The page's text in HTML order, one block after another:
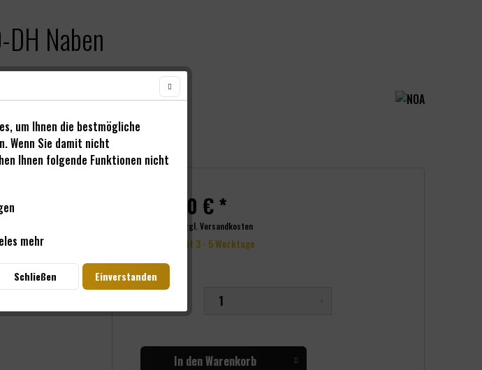
Naben
559,00 € *
zzgl. Versandkosten
Lieferzeit 3 - 5 Werktage
In denWarenkorb
um Ihnen die bestmögliche
Wenn Sie damit nicht
Ihnen folgende Funktionen nicht
mehr
Einverstanden
Schließen